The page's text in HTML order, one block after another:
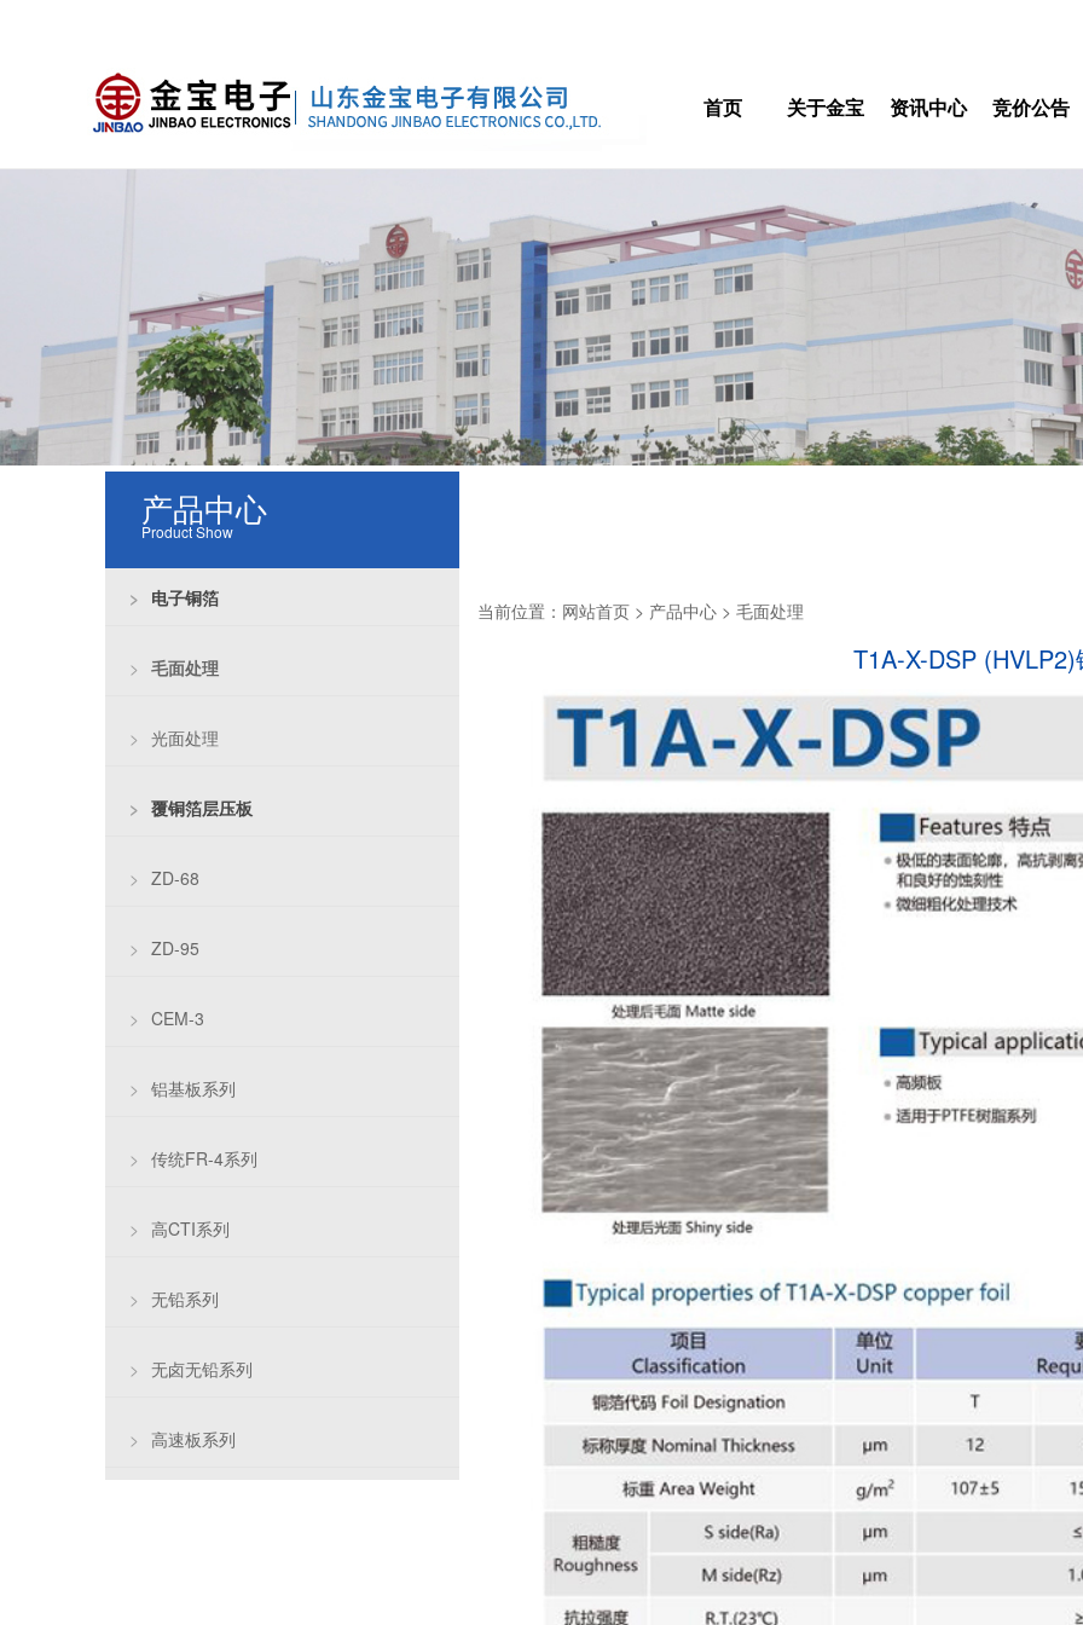
首页 关于金宝 资讯中心 竞价公告
产品中心
Product Show
> 电子铜箔
> 毛面处理
> 光面处理
> 覆铜箔层压板
> ZD-68
> ZD-95
> CEM-3
> 铝基板系列
> 传统FR-4系列
> 高CTI系列
> 无铅系列
> 无卤无铅系列
> 高速板系列
当前位置： 网站首页> 产品中心 > 毛面处理
T1A-X-DSP